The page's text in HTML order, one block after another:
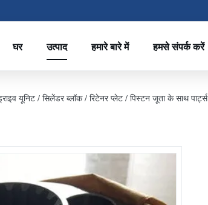
घर उत्पाद हमारे बारे में हमसे संपर्क करें
यूनिट / सिलेंडर ब्लॉक / रिटेनर प्लेट / पिस्टन जूता के साथ पार्ट्स